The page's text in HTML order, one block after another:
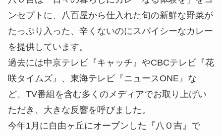
ンセプトに、八百屋から仕入れた旬の新鮮な野菜が
たっぷり入った、辛くないのにスパイシーなカレー
を提供しています。
過去には中京テレビ『キャッチ』やCBCテレビ『花
咲タイムズ』、東海テレビ『ニュースONE』な
ど、TV番組を含む多くのメディアでお取り上げい
ただき、大きな反響を呼びました。
今年1月に自由ヶ丘にオープンした『八Ｏ吉』で